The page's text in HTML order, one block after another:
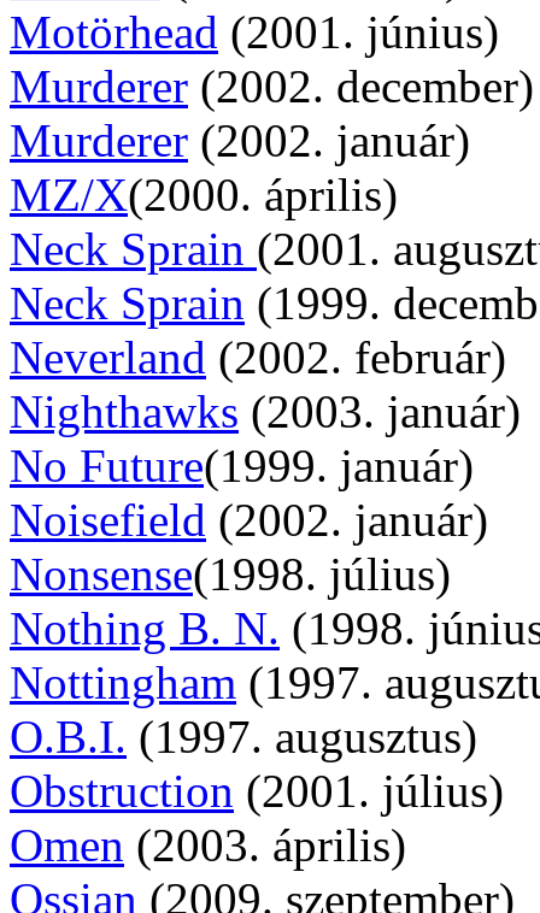
Motörhead (2001. június)
Murderer (2002. december)
Murderer (2002. január)
MZ/X(2000. április)
Neck Sprain (2001.
Neck Sprain (1999.
Neverland (2002. február)
Nighthawks (2003. január)
No Future(1999. január)
Noisefield (2002. január)
Nonsense(1998. július)
Nothing B. N. (1998.
Nottingham (1997.
O.B.I. (1997. augusztus)
Obstruction (2001. július)
Omen (2003. április)
Ossian (2009. szeptember)